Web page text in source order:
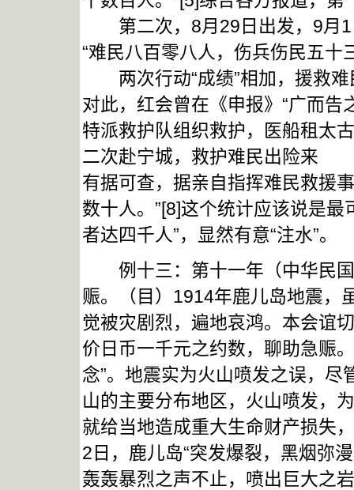
第二次，8月29日出发，9月1
“难民八百零八人，伤兵伤民五十
两次行动“成绩”相加，援救难
对此，红会曾在《申报》“广而告
特派救护队组织救护，医船租太
二次赴宁城，救护难民出险来
有据可查，据亲自指挥难民救援
数十人。”[8]这个统计应该说是
者达四千人”，显然有意“注水”。
例十三：第十一年（中华民国
赈。（目）1914年鹿儿岛地震，
觉被灾剧烈，遍地哀鸿。本会谊
价日币一千元之约数，聊助急赈
念”。地震实为火山喷发之误，尽
山的主要分布地区，火山喷发，
就给当地造成重大生命财产损失
2日，鹿儿岛“突发爆裂，黑烟弥
轰轰暴烈之声不止，喷出巨大之